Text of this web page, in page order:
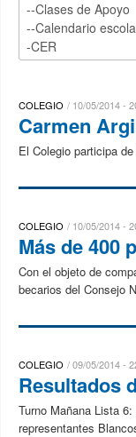
COLEGIO 10/05/2014 -
Carmen
El Colegio participa
COLEGIO 10/05/2014 -
Más de 400
Con el objeto de
becarios del Consejo
COLEGIO 09/05/2014 -
Resultados
Turno Mañana Lista
representantes